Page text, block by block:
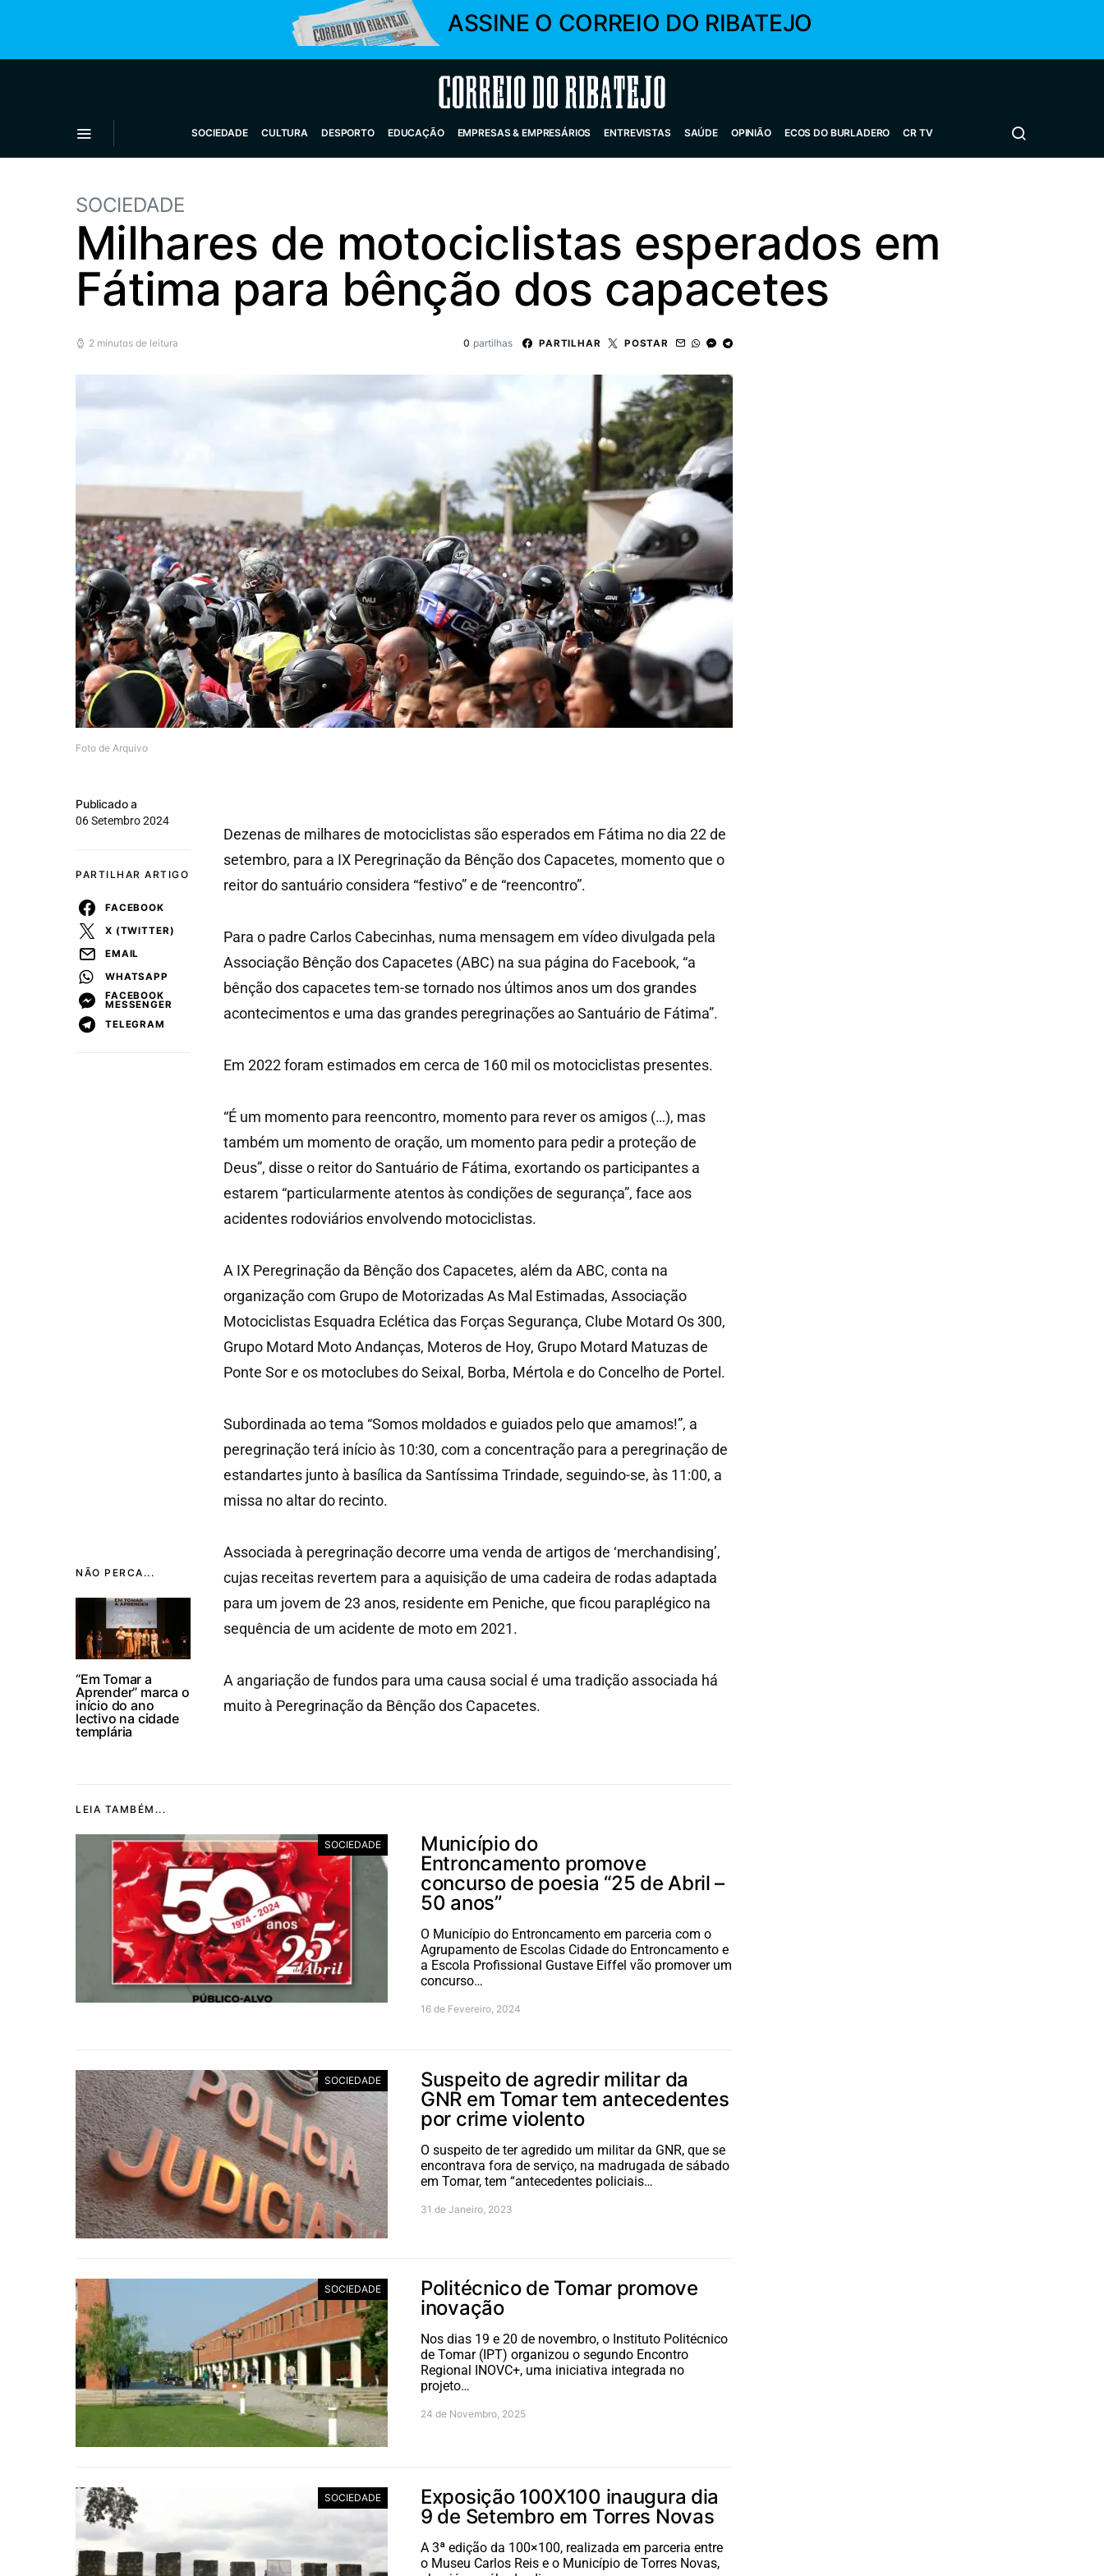
ASSINE O CORREIO DO RIBATEJO
Correio do Ribatejo
SOCIEDADE CULTURA DESPORTO EDUCAÇÃO EMPRESAS & EMPRESÁRIOS ENTREVISTAS SAÚDE OPINIÃO ECOS DO BURLADERO CR TV
SOCIEDADE
Milhares de motociclistas esperados em
Fátima para bênção dos capacetes
2 minutos de leitura 0 partilhas PARTILHAR POSTAR
Foto de Arquivo
NÃO PERCA...
“Em Tomar a
Aprender” marca o
início do ano
lectivo na cidade
templária
Publicado a
06 Setembro 2024
PARTILHAR ARTIGO
FACEBOOK
X (TWITTER)
EMAIL
WHATSAPP
FACEBOOK
MESSENGER
TELEGRAM
Dezenas de milhares de motociclistas são esperados em Fátima no dia 22 de
setembro, para a IX Peregrinação da Bênção dos Capacetes, momento que o
reitor do santuário considera “festivo” e de “reencontro”.
Para o padre Carlos Cabecinhas, numa mensagem em vídeo divulgada pela
Associação Bênção dos Capacetes (ABC) na sua página do Facebook, “a
bênção dos capacetes tem-se tornado nos últimos anos um dos grandes
acontecimentos e uma das grandes peregrinações ao Santuário de Fátima”.
Em 2022 foram estimados em cerca de 160 mil os motociclistas presentes.
“É um momento para reencontro, momento para rever os amigos (…), mas
também um momento de oração, um momento para pedir a proteção de
Deus”, disse o reitor do Santuário de Fátima, exortando os participantes a
estarem “particularmente atentos às condições de segurança”, face aos
acidentes rodoviários envolvendo motociclistas.
A IX Peregrinação da Bênção dos Capacetes, além da ABC, conta na
organização com Grupo de Motorizadas As Mal Estimadas, Associação
Motociclistas Esquadra Eclética das Forças Segurança, Clube Motard Os 300,
Grupo Motard Moto Andanças, Moteros de Hoy, Grupo Motard Matuzas de
Ponte Sor e os motoclubes do Seixal, Borba, Mértola e do Concelho de Portel.
Subordinada ao tema “Somos moldados e guiados pelo que amamos!”, a
peregrinação terá início às 10:30, com a concentração para a peregrinação de
estandartes junto à basílica da Santíssima Trindade, seguindo-se, às 11:00, a
missa no altar do recinto.
Associada à peregrinação decorre uma venda de artigos de ‘merchandising’,
cujas receitas revertem para a aquisição de uma cadeira de rodas adaptada
para um jovem de 23 anos, residente em Peniche, que ficou paraplégico na
sequência de um acidente de moto em 2021.
A angariação de fundos para uma causa social é uma tradição associada há
muito à Peregrinação da Bênção dos Capacetes.
LEIA TAMBÉM...
SOCIEDADE
Município do
Entroncamento promove
concurso de poesia “25 de Abril –
50 anos”
O Município do Entroncamento em parceria com o
Agrupamento de Escolas Cidade do Entroncamento e
a Escola Profissional Gustave Eiffel vão promover um
concurso…
16 de Fevereiro, 2024
SOCIEDADE
Suspeito de agredir militar da
GNR em Tomar tem antecedentes
por crime violento
O suspeito de ter agredido um militar da GNR, que se
encontrava fora de serviço, na madrugada de sábado
em Tomar, tem “antecedentes policiais…
31 de Janeiro, 2023
SOCIEDADE
Politécnico de Tomar promove
inovação
Nos dias 19 e 20 de novembro, o Instituto Politécnico
de Tomar (IPT) organizou o segundo Encontro
Regional INOVC+, uma iniciativa integrada no
projeto…
24 de Novembro, 2025
SOCIEDADE
Exposição 100X100 inaugura dia
9 de Setembro em Torres Novas
A 3ª edição da 100×100, realizada em parceria entre
o Museu Carlos Reis e o Município de Torres Novas,